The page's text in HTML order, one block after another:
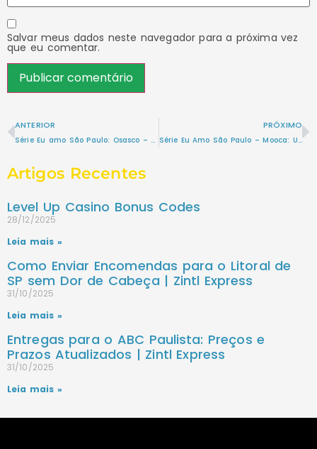
Salvar meus dados neste navegador para a próxima vez
que eu comentar.
ANTERIOR
Série Eu amo São Paulo: Osasco – Mais que um Bairro, Uma Cidade Vibrante e Rica em História
PRÓXIMO
Série Eu Amo São Paulo – Mooca: Um pedacinho da Itália em São Paulo
Artigos Recentes
Level Up Casino Bonus Codes
28/12/2025
Leia mais »
Como Enviar Encomendas para o Litoral de
SP sem Dor de Cabeça | Zintl Express
31/10/2025
Leia mais »
Entregas para o ABC Paulista: Preços e
Prazos Atualizados | Zintl Express
31/10/2025
Leia mais »